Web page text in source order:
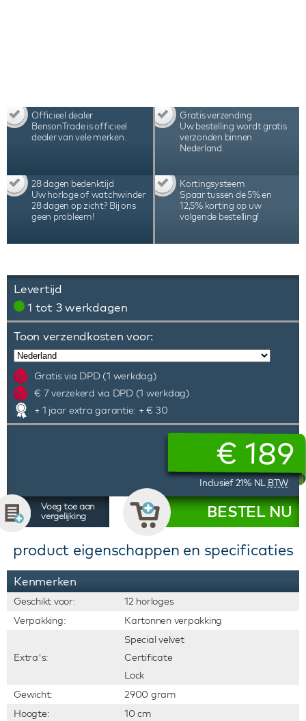
Officieel dealer
BensonTrade is officieel
dealer van vele merken.
Gratis verzending
Uw bestelling wordt gratis
verzonden binnen
Nederland.
28 dagen bedenktijd
Uw horloge of watchwinder
28 dagen op zicht? Bij ons
geen probleem!
Kortingsysteem
Spaar tussen de 5% en
12,5% korting op uw
volgende bestelling!
Levertijd
1 tot 3 werkdagen
Toon verzendkosten voor:
Gratis via DPD (1 werkdag)
€ 7 verzekerd via DPD (1 werkdag)
+ 1 jaar extra garantie: + € 30
€189
Inclusief 21% NL BTW
Voeg toe aan
vergelijking
BESTEL NU
product eigenschappen en specificaties
Kenmerken
Geschikt voor:
12 horloges
Verpakking:
Kartonnen verpakking
Extra's:
Special velvet
Certificate
Lock
Gewicht:
2900 gram
Hoogte:
10 cm